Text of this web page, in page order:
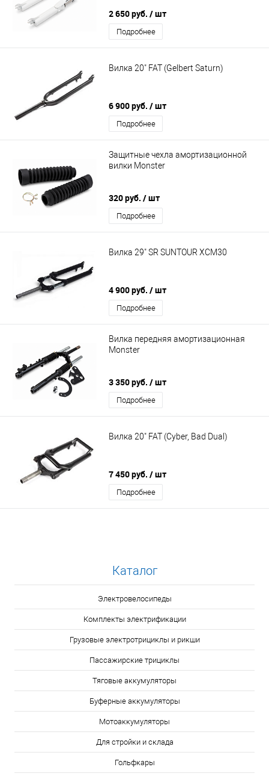
2 650 руб. / шт
Подробнее
Вилка 20" FAT (Gelbert Saturn)
6 900 руб. / шт
Подробнее
Защитные чехла амортизационной
вилки Monster
320 руб. / шт
Подробнее
Вилка 29" SR SUNTOUR XCM30
4 900 руб. / шт
Подробнее
Вилка передняя амортизационная
Monster
3 350 руб. / шт
Подробнее
Вилка 20" FAT (Cyber, Bad Dual)
7 450 руб. / шт
Подробнее
Каталог
Электровелосипеды
Комплекты электрификации
Грузовые электротрициклы и рикши
Пассажирские трициклы
Тяговые аккумуляторы
Буферные аккумуляторы
Мотоаккумуляторы
Для стройки и склада
Гольфкары